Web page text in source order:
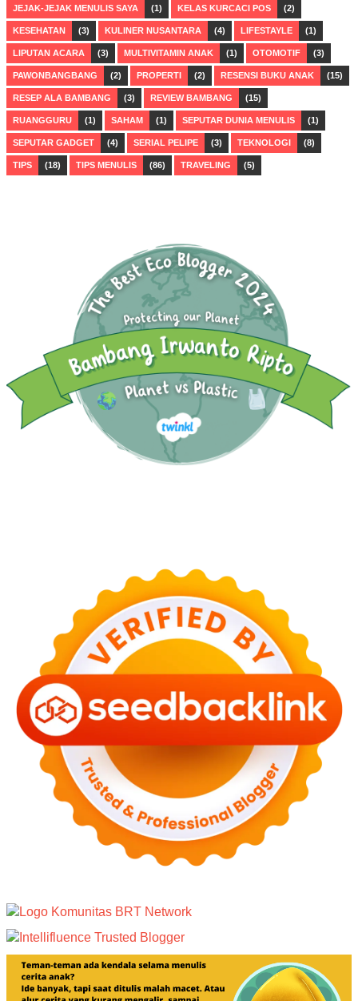
JEJAK-JEJAK MENULIS SAYA (1) KELAS KURCACI POS (2)
KESEHATAN (3) KULINER NUSANTARA (4) LIFESTAYLE (1)
LIPUTAN ACARA (3) MULTIVITAMIN ANAK (1) OTOMOTIF (3)
PAWONBANGBANG (2) PROPERTI (2) RESENSI BUKU ANAK (15)
RESEP ALA BAMBANG (3) REVIEW BAMBANG (15)
RUANGGURU (1) SAHAM (1) SEPUTAR DUNIA MENULIS (1)
SEPUTAR GADGET (4) SERIAL PELIPE (3) TEKNOLOGI (8)
TIPS (18) TIPS MENULIS (86) TRAVELING (5)